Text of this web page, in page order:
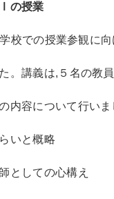
の授業
校での授業参観に向
。講義は,５名の教
内容について行い
と概略
しての心構え